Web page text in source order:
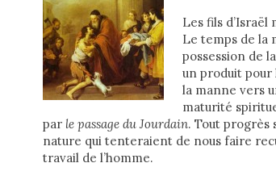
Les fils
Le temps de la
possession de
un produit pour
la manne vers
maturité
par le passage du Jourdain. Tout progrès
nature qui tenteraient de nous faire
travail de l’homme.